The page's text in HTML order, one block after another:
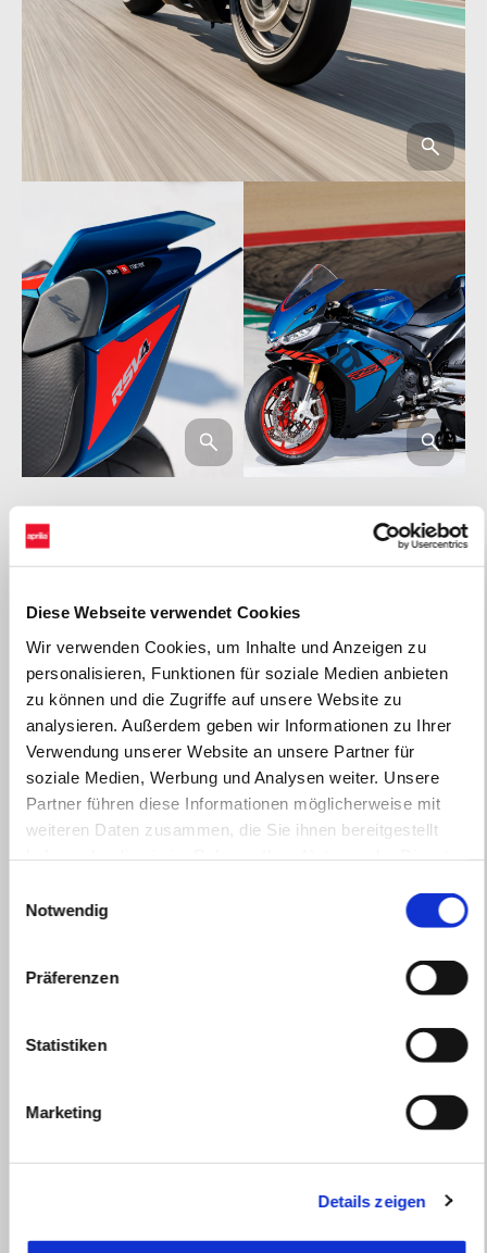
Diese Webseite verwendet Cookies
Wir verwenden Cookies, um Inhalte und Anzeigen zu
personalisieren, Funktionen für soziale Medien anbieten
zu können und die Zugriffe auf unsere Website zu
analysieren. Außerdem geben wir Informationen zu Ihrer
Verwendung unserer Website an unsere Partner für
soziale Medien, Werbung und Analysen weiter. Unsere
Partner führen diese Informationen möglicherweise mit
weiteren Daten zusammen, die Sie ihnen bereitgestellt
Notwendig
Präferenzen
Statistiken
Marketing
Details zeigen
Das können Sie jetzt tun
PROBEFAHRT
BUCHEN
HÄNDLER IN IHRER
NÄHE
Erreiche deine Grenzen und verschiebe sie weiter. Die Aprilia
RSV4 und RSV4 Factory sind mit dem a-PRC-System
ausgestattet, einem umfassenden Elektronikpaket, das